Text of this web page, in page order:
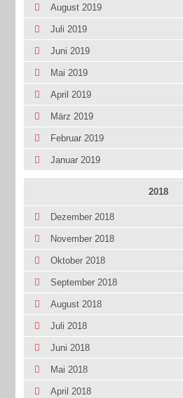
August 2019
Juli 2019
Juni 2019
Mai 2019
April 2019
März 2019
Februar 2019
Januar 2019
2018
Dezember 2018
November 2018
Oktober 2018
September 2018
August 2018
Juli 2018
Juni 2018
Mai 2018
April 2018